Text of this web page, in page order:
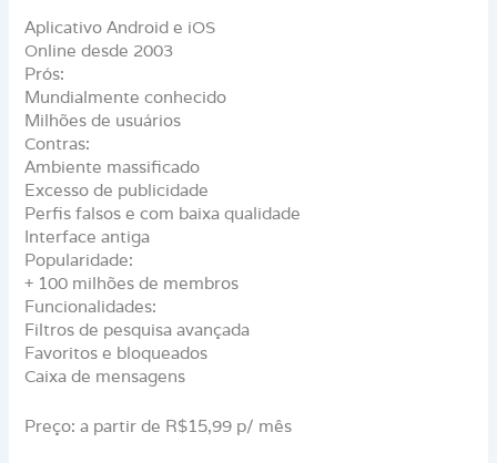
Aplicativo Android e iOS
Online desde 2003
Prós:
Mundialmente conhecido
Milhões de usuários
Contras:
Ambiente massificado
Excesso de publicidade
Perfis falsos e com baixa qualidade
Interface antiga
Popularidade:
+ 100 milhões de membros
Funcionalidades:
Filtros de pesquisa avançada
Favoritos e bloqueados
Caixa de mensagens
Preço: a partir de R$15,99 p/ mês